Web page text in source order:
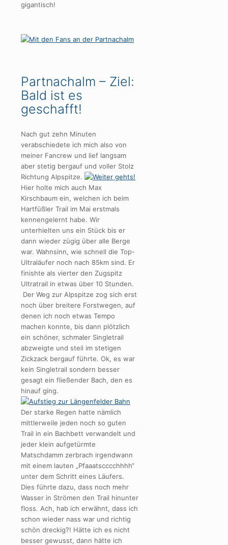
gigantisch!
Partnachalm – Ziel:
Bald ist es
geschafft!
Nach gut zehn Minuten
verabschiedete ich mich also von
meiner Fancrew und lief langsam
aber stetig bergauf und voller Stolz
Richtung Alpspitze.
Hier holte mich auch Max
Kirschbaum ein, welchen ich beim
Hartfüßler Trail im Mai erstmals
kennengelernt habe. Wir
unterhielten uns ein Stück bis er
dann wieder zügig über alle Berge
war. Wahnsinn, wie schnell die Top-
Ultraläufer noch nach 85km sind. Er
finishte als vierter den Zugspitz
Ultratrail in etwas über 10 Stunden.
Der Weg zur Alpspitze zog sich erst
noch über breitere Forstwegen, auf
denen ich noch etwas Tempo
machen konnte, bis dann plötzlich
ein schöner, schmaler Singletrail
abzweigte und steil im stetigen
Zickzack bergauf führte. Ok, es war
kein Singletrail sondern besser
gesagt ein fließender Bach, den es
hinauf ging.
Der starke Regen hatte nämlich
mittlerweile jeden noch so guten
Trail in ein Bachbett verwandelt und
jeder klein aufgetürmte
Matschdamm zerbrach irgendwann
mit einem lauten „Pfaaatscccchhhh“
unter dem Schritt eines Läufers.
Dies führte dazu, dass noch mehr
Wasser in Strömen den Trail hinunter
floss. Ach, hab ich erwähnt, dass ich
schon wieder nass war und richtig
schön dreckig?! Hätte ich es nicht
besser gewusst, dann hätte ich